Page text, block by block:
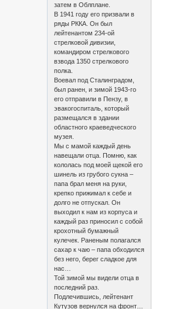
затем в Облплане.
В 1941 году его призвали в
ряды РККА. Он был
лейтенантом 234-ой
стрелковой дивизии,
командиром стрелкового
взвода 1350 стрелкового
полка.
Воевал под Сталинградом,
был ранен, и зимой 1943-го
его отправили в Пензу, в
эвакогоспиталь, который
размещался в здании
областного краеведческого
музея.
Мы с мамой каждый день
навещали отца. Помню, как
кололась под моей щекой его
шинель из грубого сукна –
папа брал меня на руки,
крепко прижимал к себе и
долго не отпускал. Он
выходил к нам из корпуса и
каждый раз приносил с собой
крохотный бумажный
кулечек. Раненым полагался
сахар к чаю – папа обходился
без него, берег сладкое для
нас…
Той зимой мы видели отца в
последний раз.
Подлечившись, лейтенант
Кутузов вернулся на фронт…